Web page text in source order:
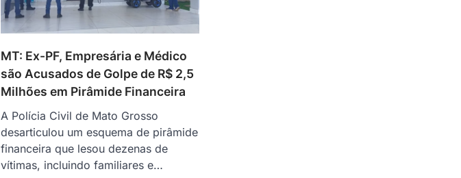
MT: Ex-PF, Empresária e Médico
são Acusados de Golpe de R$ 2,5
Milhões em Pirâmide Financeira
A Polícia Civil de Mato Grosso
desarticulou um esquema de pirâmide
financeira que lesou dezenas de
vítimas, incluindo familiares e…